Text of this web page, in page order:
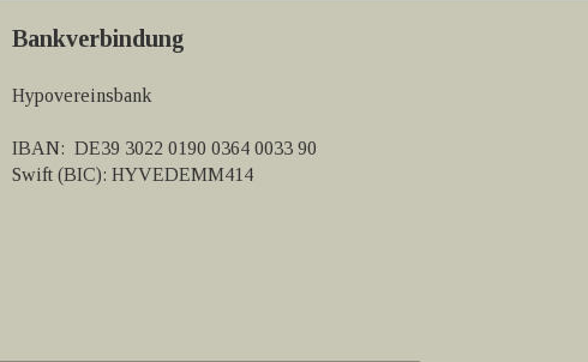
Bankverbindung
Hypovereinsbank
IBAN: DE39 3022 0190 0364 0033 90
Swift (BIC): HYVEDEMM414